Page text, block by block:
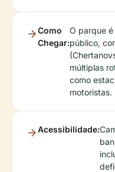
Como
Chegar:
O parque
público,
múltiplas
como
motoristas.
Acessibilidade: